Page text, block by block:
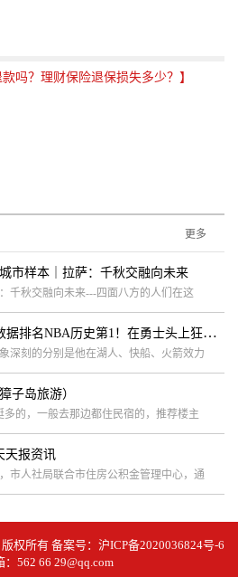
吗？理财保险退保损失多少？】
更多
市样本｜拉萨：千秋交融向未来
千秋交融向未来---四面八方的人们在这
再见NBA！悍将退役！2大数据排名NBA历史第1！在勇士头上狂轰50分_世界今头条
深刻的分别是他在湖人、快船、火箭效力
子岛旅游）
的，一般去那边都住民宿的，推荐楼主
天报资讯
市人社局联合市住房公积金管理中心，通
版权所有 备案号： 沪ICP备2020036824号-6
：562 66 29@qq.com